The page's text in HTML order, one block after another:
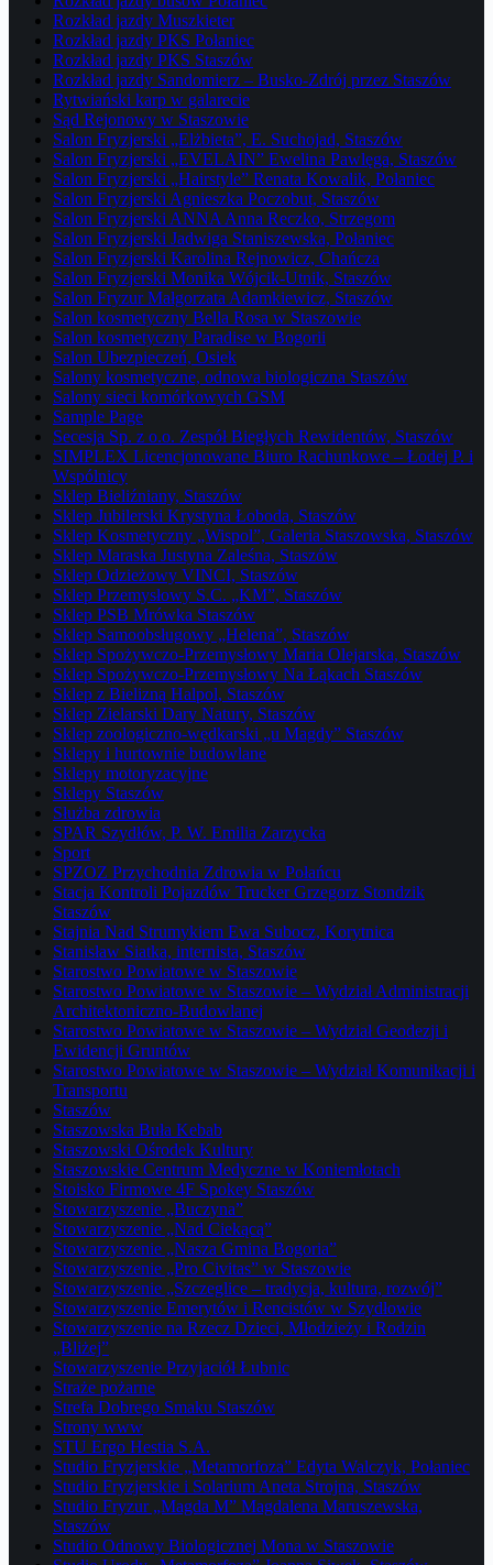
Rozkład jazdy Muszkieter
Rozkład jazdy PKS Połaniec
Rozkład jazdy PKS Staszów
Rozkład jazdy Sandomierz – Busko-Zdrój przez Staszów
Rytwiański karp w galarecie
Sąd Rejonowy w Staszowie
Salon Fryzjerski „Elżbieta”, E. Suchojad, Staszów
Salon Fryzjerski „EVELAIN” Ewelina Pawlęga, Staszów
Salon Fryzjerski „Hairstyle” Renata Kowalik, Połaniec
Salon Fryzjerski Agnieszka Poczobut, Staszów
Salon Fryzjerski ANNA Anna Reczko, Strzegom
Salon Fryzjerski Jadwiga Staniszewska, Połaniec
Salon Fryzjerski Karolina Rejnowicz, Chańcza
Salon Fryzjerski Monika Wójcik-Utnik, Staszów
Salon Fryzur Małgorzata Adamkiewicz, Staszów
Salon kosmetyczny Bella Rosa w Staszowie
Salon kosmetyczny Paradise w Bogorii
Salon Ubezpieczeń, Osiek
Salony kosmetyczne, odnowa biologiczna Staszów
Salony sieci komórkowych GSM
Sample Page
Secesja Sp. z o.o. Zespół Biegłych Rewidentów, Staszów
SIMPLEX Licencjonowane Biuro Rachunkowe – Łodej P. i
Wspólnicy
Sklep Bieliźniany, Staszów
Sklep Jubilerski Krystyna Łoboda, Staszów
Sklep Kosmetyczny „Wispol”, Galeria Staszowska, Staszów
Sklep Maraska Justyna Zaleśna, Staszów
Sklep Odzieżowy VINCI, Staszów
Sklep Przemysłowy S.C. „KM”, Staszów
Sklep PSB Mrówka Staszów
Sklep Samoobsługowy „Helena”, Staszów
Sklep Spożywczo-Przemysłowy Maria Olejarska, Staszów
Sklep Spożywczo-Przemysłowy Na Łąkach Staszów
Sklep z Bielizną Halpol, Staszów
Sklep Zielarski Dary Natury, Staszów
Sklep zoologiczno-wędkarski „u Magdy” Staszów
Sklepy i hurtownie budowlane
Sklepy motoryzacyjne
Sklepy Staszów
Służba zdrowia
SPAR Szydłów, P. W. Emilia Zarzycka
Sport
SPZOZ Przychodnia Zdrowia w Połańcu
Stacja Kontroli Pojazdów Trucker Grzegorz Stondzik
Staszów
Stajnia Nad Strumykiem Ewa Subocz, Korytnica
Stanisław Siatka, internista, Staszów
Starostwo Powiatowe w Staszowie
Starostwo Powiatowe w Staszowie – Wydział Administracji
Architektoniczno-Budowlanej
Starostwo Powiatowe w Staszowie – Wydział Geodezji i
Ewidencji Gruntów
Starostwo Powiatowe w Staszowie – Wydział Komunikacji i
Transportu
Staszów
Staszowska Buła Kebab
Staszowski Ośrodek Kultury
Staszowskie Centrum Medyczne w Koniemłotach
Stoisko Firmowe 4F Spokey Staszów
Stowarzyszenie „Buczyna”
Stowarzyszenie „Nad Ciekącą”
Stowarzyszenie „Nasza Gmina Bogoria”
Stowarzyszenie „Pro Civitas” w Staszowie
Stowarzyszenie „Szczeglice – tradycja, kultura, rozwój”
Stowarzyszenie Emerytów i Rencistów w Szydłowie
Stowarzyszenie na Rzecz Dzieci, Młodzieży i Rodzin
„Bliżej”
Stowarzyszenie Przyjaciół Łubnic
Straże pożarne
Strefa Dobrego Smaku Staszów
Strony www
STU Ergo Hestia S.A.
Studio Fryzjerskie „Metamorfoza” Edyta Walczyk, Połaniec
Studio Fryzjerskie i Solarium Aneta Strojna, Staszów
Studio Fryzur „Magda M” Magdalena Maruszewska,
Staszów
Studio Odnowy Biologicznej Mona w Staszowie